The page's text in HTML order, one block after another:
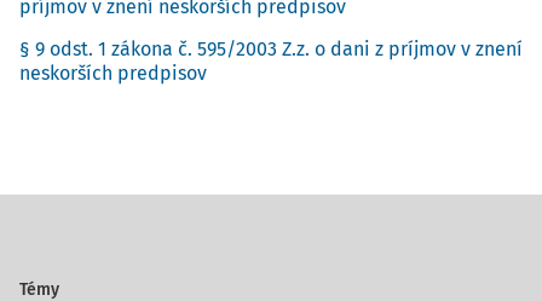
príjmov v znení neskorších predpisov
§ 9 odst. 1 zákona č. 595/2003 Z.z. o dani z príjmov v znení
neskorších predpisov
Témy